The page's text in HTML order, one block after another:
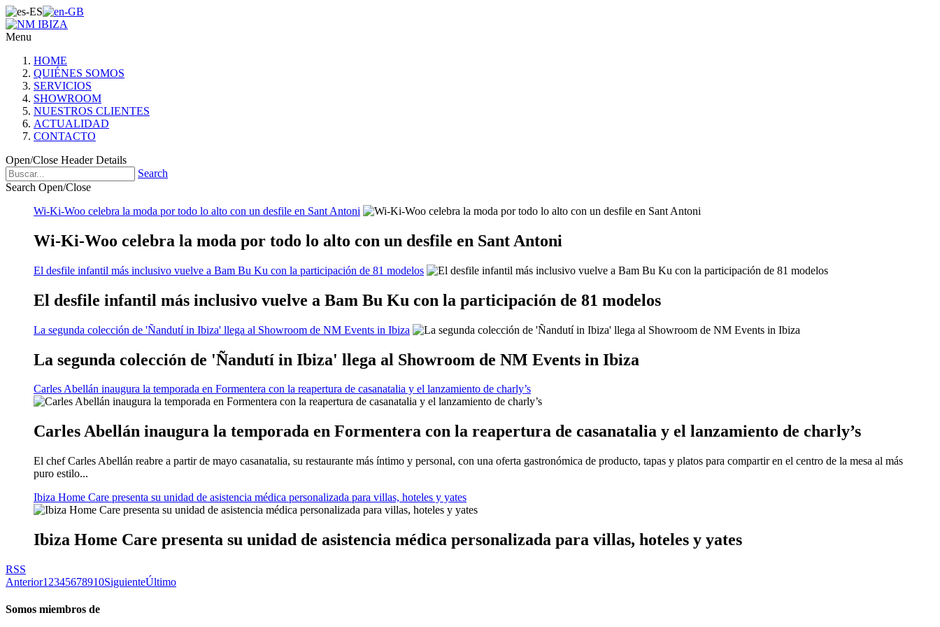
Menu
HOME
QUIÉNES SOMOS
SERVICIOS
SHOWROOM
NUESTROS CLIENTES
ACTUALIDAD
CONTACTO
Open/Close Header Details
Search
Search Open/Close
Wi-Ki-Woo celebra la moda por todo lo alto con un desfile en Sant Antoni
Wi-Ki-Woo celebra la moda por todo lo alto con un desfile en Sant Antoni
El desfile infantil más inclusivo vuelve a Bam Bu Ku con la participación de 81 modelos
El desfile infantil más inclusivo vuelve a Bam Bu Ku con la participación de 81 modelos
La segunda colección de 'Ñandutí in Ibiza' llega al Showroom de NM Events in Ibiza
La segunda colección de 'Ñandutí in Ibiza' llega al Showroom de NM Events in Ibiza
Carles Abellán inaugura la temporada en Formentera con la reapertura de casanatalia y el lanzamiento de charly’s
Carles Abellán inaugura la temporada en Formentera con la reapertura de casanatalia y el lanzamiento de charly’s
El chef Carles Abellán reabre a partir de mayo casanatalia, su restaurante más íntimo y personal, con una oferta gastronómica de producto, tapas y platos para compartir en el centro de la mesa al más
puro estilo...
Ibiza Home Care presenta su unidad de asistencia médica personalizada para villas, hoteles y yates
Ibiza Home Care presenta su unidad de asistencia médica personalizada para villas, hoteles y yates
RSS
Anterior1 2345678910SiguienteÚltimo
Somos miembros de